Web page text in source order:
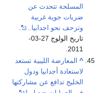
المسلحة تتحدث عن
ضربات جوية غربية
وتزحف نحو اجدابيا..
.
تاريخ الولوج 27-03-
2011.
^ المعارضة الليبية تستعد
لاستعادة أجدابيا ودول
الخليج تدافع عن مشاركتها